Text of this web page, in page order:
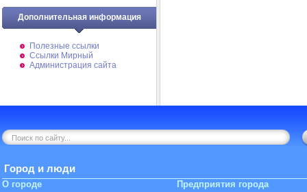
Дополнительная информация
Полезные ссылки
Ссылки Мирный
Администрация сайта
Город и люди
О городе Предприятия города